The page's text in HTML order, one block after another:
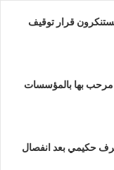
قرار توقيف
مرحب بها بالمؤسسات
حكيمي بعد انفصال